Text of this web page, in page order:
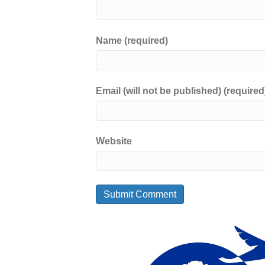
Name (required)
Email (will not be published)
Website